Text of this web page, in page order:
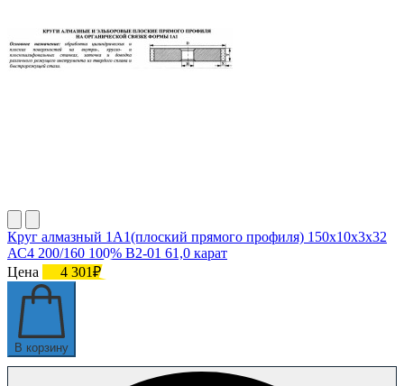
Круг алмазный 1А1(плоский прямого профиля) 150х10х3х32
АС4 200/160 100% В2-01 61,0 карат
Цена
4 301₽
В корзину